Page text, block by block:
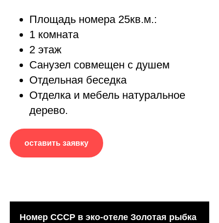
Площадь номера 25кв.м.:
1 комната
2 этаж
Санузел совмещен с душем
Отдельная беседка
Отделка и мебель натуральное
дерево.
оставить заявку
Номер СССР в эко-отеле Золотая рыбка